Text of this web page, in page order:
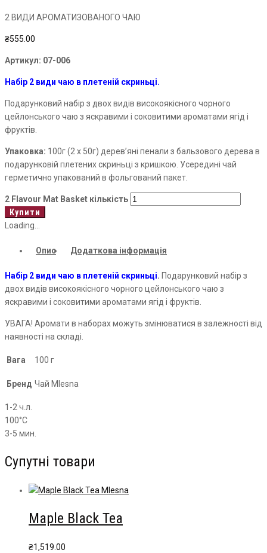
2 ВИДИ АРОМАТИЗОВАНОГО ЧАЮ
₴555.00
Артикул: 07-006
Набір 2 види чаю в плетеній скриньці.
Подарунковий набір з двох видів високоякісного чорного
цейлонського чаю з яскравими і соковитими ароматами ягід і
фруктів.
Упаковка: 100г (2 х 50г) дерев’яні пенали з бальзового дерева в
подарунковій плетених скриньці з кришкою. Усередині чай
герметично упакований в фольгований пакет.
2 Flavour Mat Basket кількість
Купити
Loading...
Опис Додаткова інформація
Набір 2 види чаю в плетеній скриньці. Подарунковий набір з
двох видів високоякісного чорного цейлонського чаю з
яскравими і соковитими ароматами ягід і фруктів.
УВАГА! Аромати в наборах можуть змінюватися в залежності від
наявності на складі.
Вага 100 г
Бренд Чай Mlesna
1-2 ч.л.
100°С
3-5 мин.
Супутні товари
Maple Black Tea
₴1,519.00